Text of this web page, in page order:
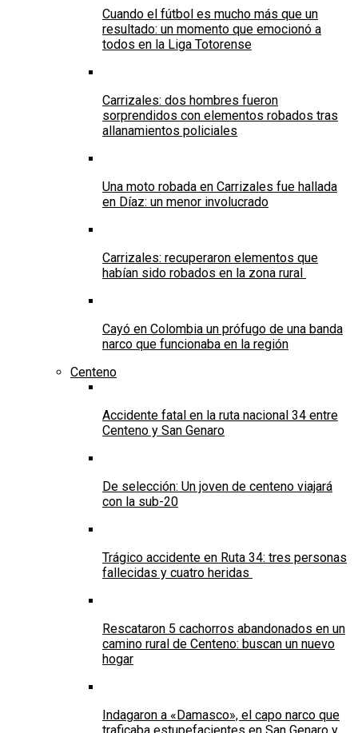
Cuando el fútbol es mucho más que un
resultado: un momento que emocionó a
todos en la Liga Totorense
Carrizales: dos hombres fueron
sorprendidos con elementos robados tras
allanamientos policiales
Una moto robada en Carrizales fue hallada
en Díaz: un menor involucrado
Carrizales: recuperaron elementos que
habían sido robados en la zona rural
Cayó en Colombia un prófugo de una banda
narco que funcionaba en la región
Centeno
Accidente fatal en la ruta nacional 34 entre
Centeno y San Genaro
De selección: Un joven de centeno viajará
con la sub-20
Trágico accidente en Ruta 34: tres personas
fallecidas y cuatro heridas
Rescataron 5 cachorros abandonados en un
camino rural de Centeno: buscan un nuevo
hogar
Indagaron a «Damasco», el capo narco que